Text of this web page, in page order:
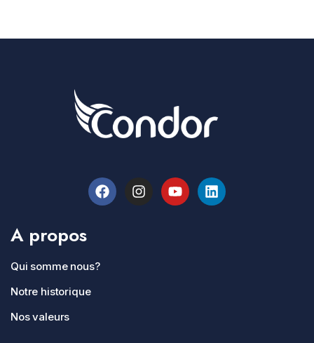
A propos
Qui somme nous?
Notre historique
Nos valeurs